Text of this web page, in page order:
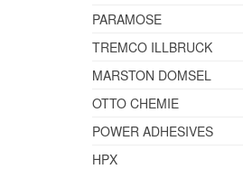
PARAMOSE
TREMCO ILLBRUCK
MARSTON DOMSEL
OTTO CHEMIE
POWER ADHESIVES
HPX